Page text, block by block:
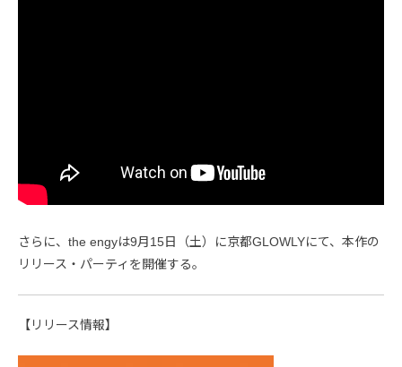
さらに、the engyは9月15日（土）に京都GLOWLYにて、本作の
リリース・パーティを開催する。
【リリース情報】